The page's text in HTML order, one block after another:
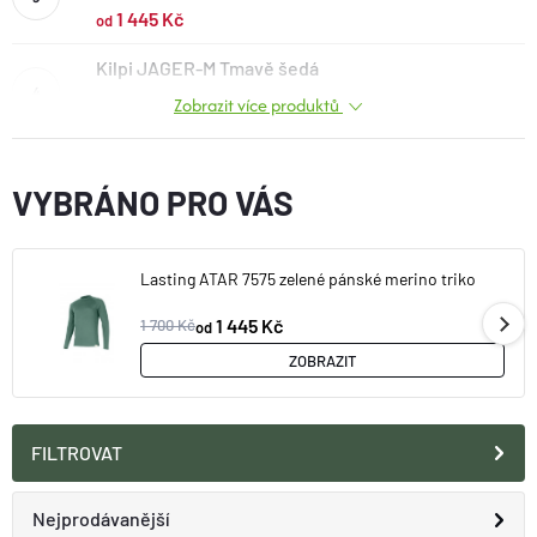
O nás Moje objednávka
od1 445 Kč
Kilpi JAGER-M Tmavě šedá
Zobrazit více produktů
VYBRÁNO PRO VÁS
Lasting ATAR 7575 zelené pánské merino triko
1 700 Kčod1 445 Kč
ZOBRAZIT
FILTROVAT
Ř
Nejprodávanější